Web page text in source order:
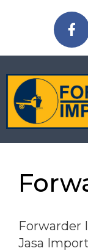
Forwarder
Jasa